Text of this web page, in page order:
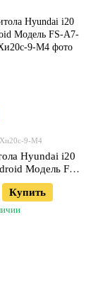
9-М4
Hyundai i20
Модель FS-
CarPlay
Купить